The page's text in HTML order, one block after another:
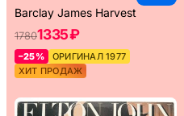
Barclay James Harvest
17801335 ₽
–25%
ОРИГИНАЛ 1977
ХИТ ПРОДАЖ